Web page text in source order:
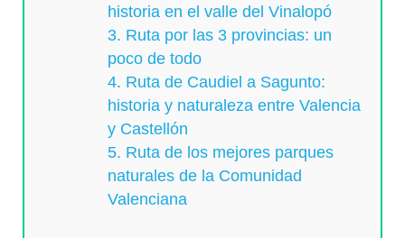
historia en el valle del Vinalopó
3. Ruta por las 3 provincias: un
poco de todo
4. Ruta de Caudiel a Sagunto:
historia y naturaleza entre Valencia
y Castellón
5. Ruta de los mejores parques
naturales de la Comunidad
Valenciana